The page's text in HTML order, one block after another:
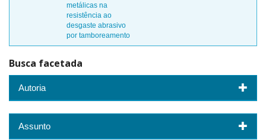
metálicas na
resistência ao
desgaste abrasivo
por tamboreamento
Busca facetada
Autoria
Assunto